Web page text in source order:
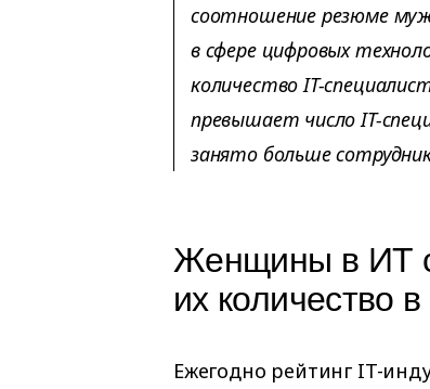
соотношение резюме
в сфере цифровых
количество IT-
превышает число IT-
занято больше
Женщины в ИТ
их количество
Ежегодно рейтинг IT-